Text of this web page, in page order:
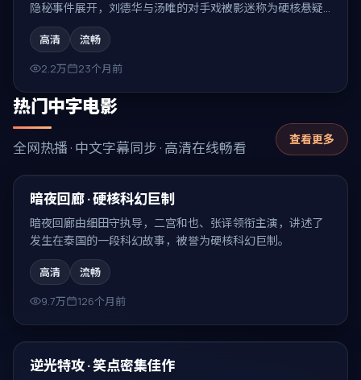
隐秘事件展开，刘德华与汤唯的对手戏被影迷称为硬核悬疑
必看的代表场面。
高清
流畅
2.2万
23个月前
热门中字电影
全网热播 · 中文字幕同步 · 高清在线畅看 查看更多
热门
89:24
暗夜回廊 · 硬核科幻巨制
暗夜回廊由细田守执导，二宫和也、张译领衔主演，讲述了
发生在泰国的一段科幻故事，被誉为硬核科幻巨制。
高清
流畅
9.7万
126个月前
热门
逆光特攻 · 笑点密集佳作